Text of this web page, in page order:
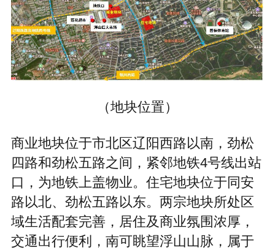
（地块位置）
商业地块位于市北区辽阳西路以南，劲松
四路和劲松五路之间，紧邻地铁4号线出站
口，为地铁上盖物业。住宅地块位于同安
路以北、劲松五路以东。两宗地块所处区
域生活配套完善，居住及商业氛围浓厚，
交通出行便利，南可眺望浮山山脉，属于